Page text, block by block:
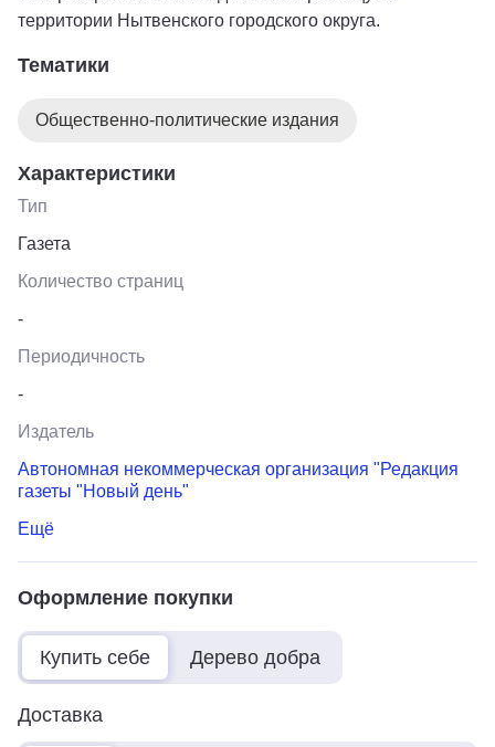
территории Нытвенского городского округа.
Тематики
Общественно-политические издания
Характеристики
Тип
Газета
Количество страниц
-
Периодичность
-
Издатель
Автономная некоммерческая организация "Редакция
газеты "Новый день"
Ещё
Оформление покупки
Купить себе Дерево добра
Доставка